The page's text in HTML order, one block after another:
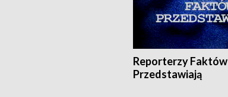
Reporterzy Faktów
Przedstawiają